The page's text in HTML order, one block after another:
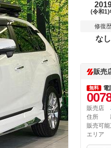
(令和1)
修復
なし
販売
無料 電
販売店
住所
販売可能
エリア